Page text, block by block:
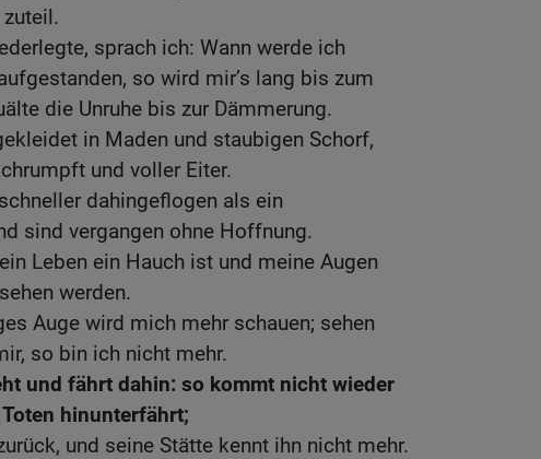
sprach ich: Wann werde ich
so wird mir’s lang bis zum
die Unruhe bis zur Dämmerung.
in Maden und staubigen Schorf,
und voller Eiter.
dahingeflogen als ein
sind vergangen ohne Hoffnung.
Leben ein Hauch ist und meine Augen
werden.
Auge wird mich mehr schauen; sehen
so bin ich nicht mehr.
und fährt dahin: so kommt nicht wieder
hinunterfährt;
und seine Stätte kennt ihn nicht mehr.